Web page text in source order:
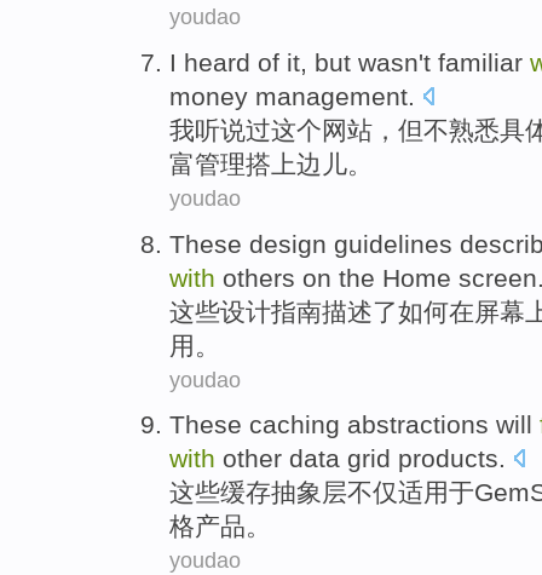
youdao
I heard of it, but wasn't familiar
money management.
我听说过这个网站， 但不熟悉具
富管理搭上边儿。
youdao
These design guidelines
with others on the Home screen
这些设计指南描述了如何在屏幕
用。
youdao
These caching abstractions will
with other data grid products.
这些缓存抽象层不仅适用于
格产品。
youdao